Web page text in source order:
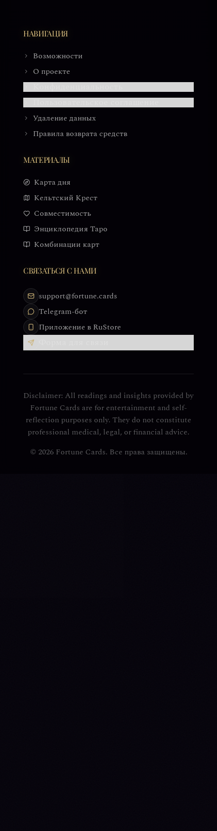
НАВИГАЦИЯ
Возможности
О проекте
Удаление данных
Правила возврата средств
МАТЕРИАЛЫ
Карта дня
Кельтский Крест
Совместимость
Энциклопедия Таро
Комбинации карт
СВЯЗАТЬСЯ С НАМИ
support@fortune.cards
Telegram-бот
Приложение в RuStore
Disclaimer: All readings and insights provided by
Fortune Cards are for entertainment and self-
reflection purposes only. They do not constitute
professional medical, legal, or financial advice.
© 2026 Fortune Cards. Все права защищены.